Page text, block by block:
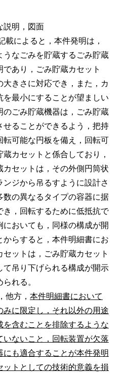
明，図面
によると，本件発明は，
うなごみを貯蔵するごみ貯蔵
あり，ごみ貯蔵カセット
大きさに対応でき，また，カ
を最小にすることが望ましい
のごみ貯蔵機器は，ごみ貯蔵
せることができるよう，把持
転可能な円板を備え，回転可
カセットと係合しており，
カセットは，その外側円筒状
ンジから吊るすように設計さ
数の異なるタイプの容器に据
き，回転するために低抵抗で
においても，同様の構成が開
からすると，本件明細書にお
セットは，ごみ貯蔵カセット
て吊り下げられる構成が開示
れる。
方， 本件明細書において
みに限定し，それ以外の用途
を含むことを排除するような
いないこと，回転装置が欠落
にも適合することが本件発明
ットとしての技術的意義を損